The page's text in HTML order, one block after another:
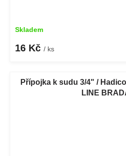
Skladem
16 Kč / ks
Přípojka k sudu 3/4" /
LINE